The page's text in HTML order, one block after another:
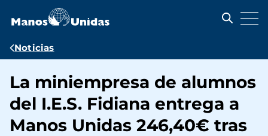
contenido
Ruta
navegación
Noticias
La miniempresa de alumnos
del I.E.S. Fidiana entrega a
Manos Unidas 246,40€ tras